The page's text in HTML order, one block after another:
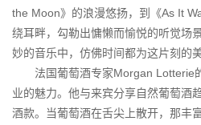
the Moon》的浪漫悠扬，到《As It
绕耳畔，勾勒出慵懒而愉悦的听觉场
妙的音乐中，仿佛时间都为这片刻的
法国葡萄酒专家Morgan Lotterie
业的魅力。他与来宾分享自然葡萄酒
酒款。当葡萄酒在舌尖上散开，那丰